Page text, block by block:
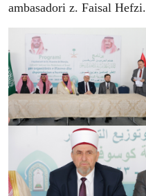
ambasadori z. Faisal Hefzi.